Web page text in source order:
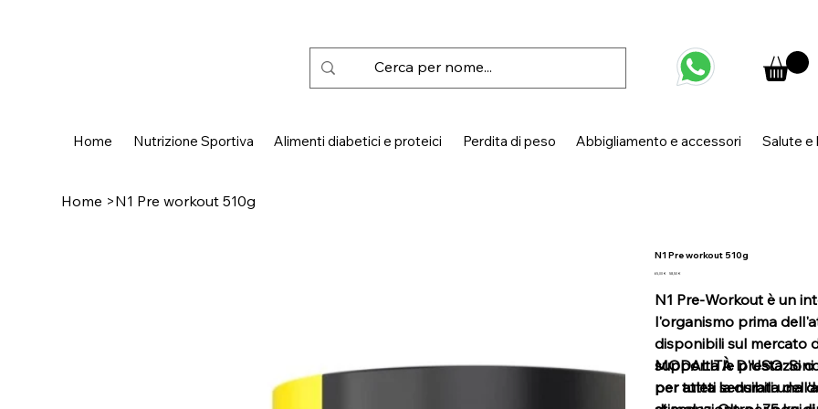
Home Nutrizione Sportiva Alimenti diabetici e proteici Perdita di peso Abbigliamento e accessori Salute e
Home >N1 Pre workout 510g
N1 Pre workout 510g
Prezzo
65,00 €
Prezzo
58,50 €
N1 Pre-Workout è un
l'organismo prima
disponibili sul mercato
supporta le prestazioni
per tutta la durata
MODALITÀ D'USO: Si
per atleti sensibili una